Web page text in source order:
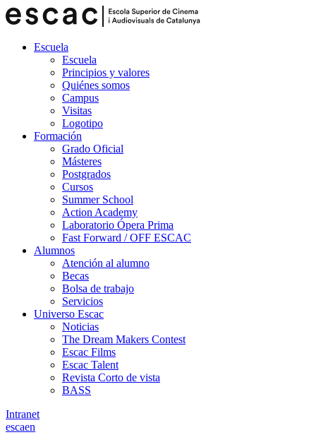
Escuela
Escuela
Principios y valores
Quiénes somos
Campus
Visitas
Logotipo
Formación
Grado Oficial
Másteres
Postgrados
Cursos
Summer School
Action Academy
Laboratorio Ópera Prima
Fast Forward / OFF ESCAC
Alumnos
Atención al alumno
Becas
Bolsa de trabajo
Servicios
Universo Escac
Noticias
The Dream Makers Contest
Escac Films
Escac Talent
Revista Corto de vista
BASS
Intranet
escaen